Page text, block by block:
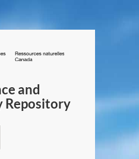
/
Canada
and
Repository